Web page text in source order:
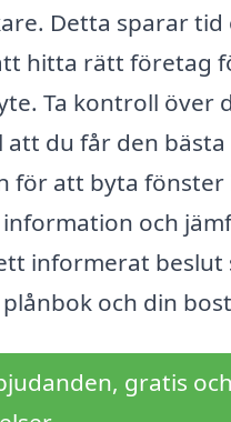
Detta sparar tid
hitta rätt företag
Ta kontroll över
att du får den
för att byta fönster
och
informerat beslut
och din
gratis